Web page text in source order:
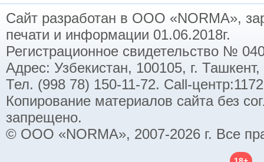
Сайт разработан в ООО «NORMA»,
печати и информации 01.06.2018г.
Регистрационное свидетельство №
Адрес: Узбекистан, 100105, г.
Тел. (998 78) 150-11-72. Call-
Копирование материалов сайта без
запрещено.
© ООО «NORMA», 2007-2026 г. Все